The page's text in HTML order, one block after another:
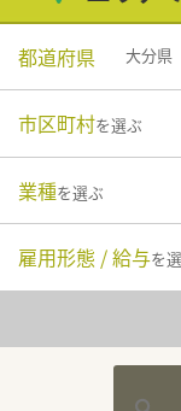
都道府県 大分県
市区町村を選ぶ
業種を選ぶ
雇用形態 / 給与を